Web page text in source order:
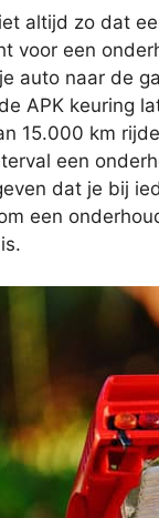
altijd zo dat
voor een
auto naar de
APK keuring
15.000 km
een
dat je bij
een